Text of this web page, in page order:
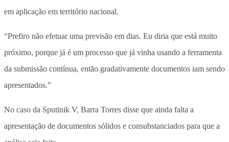
em aplicação em território nacional.
“Prefiro não efetuar uma previsão em dias. Eu diria que está muito
próximo, porque já é um processo que já vinha usando a ferramenta
da submissão contínua, então gradativamente documentos iam sendo
apresentados.”
No caso da Sputinik V, Barra Torres disse que ainda falta a
apresentação de documentos sólidos e consubstanciados para que a